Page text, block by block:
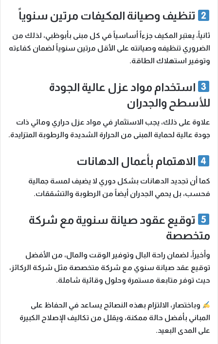
تنظيف وصيانة المكيفات مرتين سنوياً
ثانياً، يعتبر المكيف جزءاً أساسياً في كل مبنى بأبوظبي، لذلك من
الضروري تنظيفه وصيانته على الأقل مرتين سنوياً لضمان كفاءته
وتوفير استهلاك الطاقة.
استخدام مواد عزل عالية الجودة
للأسطح والجدران
علاوة على ذلك، يجب الاستثمار في مواد عزل حراري ومائي ذات
جودة عالية لحماية المبنى من الحرارة الشديدة والرطوبة المتزايدة.
الاهتمام بأعمال الدهانات
كما أن تجديد الدهانات بشكل دوري لا يضيف لمسة جمالية
فحسب، بل يحمي الجدران أيضاً من الرطوبة والتشققات.
توقيع عقود صيانة سنوية مع شركة
متخصصة
وأخيراً، لضمان راحة البال وتوفير الوقت والمال، من الأفضل
توقيع عقد صيانة سنوي مع شركة متخصصة مثل شركة الركائز ،
حيث توفر متابعة مستمرة وحلول وقائية شاملة.
وباختصار ، الالتزام بهذه النصائح يساعد في الحفاظ على
المباني بأفضل حالة ممكنة، ويقلل من تكاليف الإصلاح الكبيرة
على المدى البعيد.